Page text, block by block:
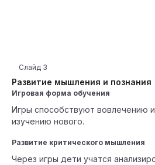
Развитие мышления и познания
Слайд 3
Игровая форма обучения
Игры способствуют вовлечению
изучению нового.
Развитие критического мышления
Через игры дети учатся